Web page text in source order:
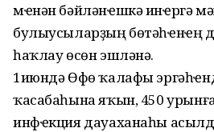
мҽнән бәйләнҽшкә инҽргә
булыусыларҙың бөтәһҽнҽң
һаҡлау өсөн эшләнә.
1июндә Өфө ҡалафы
ҡасабаһына яҡын, 450
инфҽкция дауаханаһы